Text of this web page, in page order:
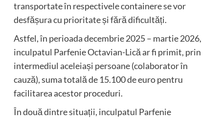
transportate în respectivele containere se vor
desfășura cu prioritate și fără dificultăți.
Astfel, în perioada decembrie 2025 – martie 2026,
inculpatul Parfenie Octavian-Lică ar fi primit, prin
intermediul aceleiași persoane (colaborator în
cauză), suma totală de 15.100 de euro pentru
facilitarea acestor proceduri.
În două dintre situații, inculpatul Parfenie